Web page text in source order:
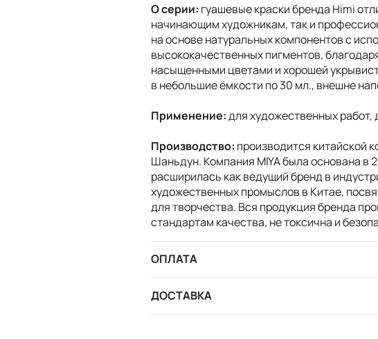
О серии: гуашевые краски бренда Himi
начинающим художникам, так и
на основе натуральных компонентов с
высококачественных пигментов,
насыщенными цветами и хорошей
в небольшие ёмкости по 30 мл., внешне
Применение:для художественных работ,
Производство: производится китайской
Шаньдун. Компания MIYA была основана в
расширилась как ведущий бренд в
художественных промыслов в Китае,
для творчества. Вся продукция бренда
стандартам качества, не токсична и
ОПЛАТА
ДОСТАВКА